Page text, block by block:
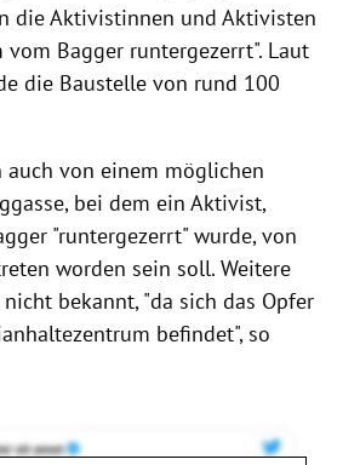
die Aktivistinnen und Aktivisten
Bagger runtergezerrt". Laut
die Baustelle von rund 100
auch von einem möglichen
bei dem ein Aktivist,
"runtergezerrt" wurde, von
worden sein soll. Weitere
bekannt, "da sich das Opfer
befindet", so